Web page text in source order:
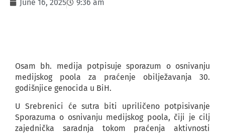
June 16, 2025 9:36 am
Osam bh. medija potpisuje sporazum o osnivanju
medijskog poola za praćenje obilježavanja 30.
godišnjice genocida u BiH.
U Srebrenici će sutra biti upriličeno potpisivanje
Sporazuma o osnivanju medijskog poola, čiji je cilj
zajednička saradnja tokom praćenja aktivnosti